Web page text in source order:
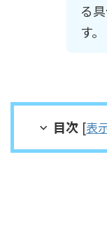
る
す。
目次 [表